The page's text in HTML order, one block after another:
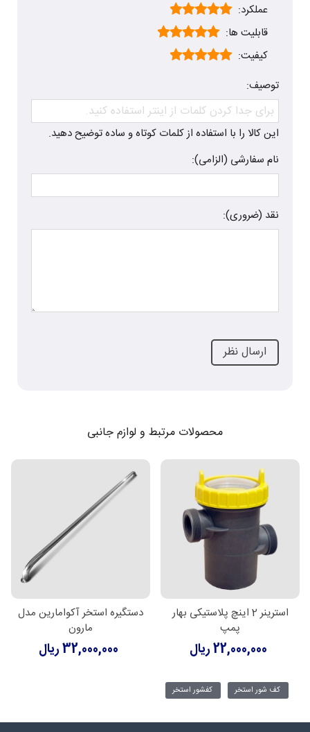
عملکرد:
قابلیت ها:
کیفیت:
توصیف:
این کالا را با استفاده از کلمات کوتاه و ساده توضیح دهید.
نام سفارشی (الزامی):
نقد (ضروری):
محصولات مرتبط و لوازم جانبی
استرینر 2 اینچ پلاستیکی بهار
پمپ
22,000,000 ریال
دستگیره استخر آکوامارین مدل
مارون
32,000,000 ریال
کف شور استخر کفشور استخر